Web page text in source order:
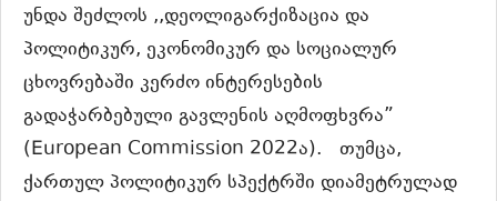
უნდა შეძლოს ,,დეოლიგარქიზაცია და
პოლიტიკურ, ეკონომიკურ და სოციალურ
ცხოვრებაში კერძო ინტერესების
გადაჭარბებული გავლენის აღმოფხვრა”
(European Commission 2022ა). თუმცა,
ქართულ პოლიტიკურ სპექტრში დიამეტრულად